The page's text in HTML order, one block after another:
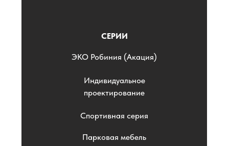
СЕРИИ
ЭKO Робиния (Акация)
Спортивная серия
Парковая мебель
Индивидуальное
проектирование